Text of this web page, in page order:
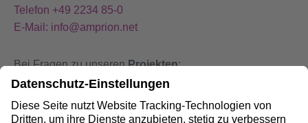
Telefon +49 2234 85-0
E-Mail: info@amprion.net
Bei Fragen zu unserenProjekten:
+49 800 584 9000
BeiStörungen an unseren Anlagen: